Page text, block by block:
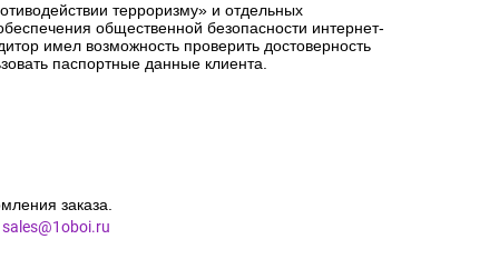
терроризму» и отдельных
общественной безопасности интернет-
имел возможность проверить достоверность
паспортные данные клиента.
заказа.
sales@1oboi.ru